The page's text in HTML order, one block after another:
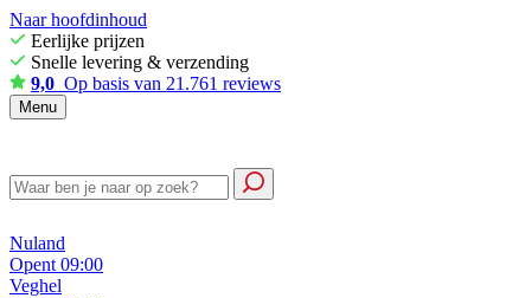
Naar hoofdinhoud
Eerlijke prijzen
Snelle levering & verzending
9,0 Op basis van 21.761 reviews
Menu
Nuland
Opent 09:00
Veghel